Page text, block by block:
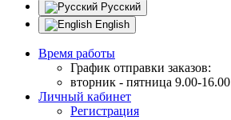
Русский
English
Время работы
График отправки заказов:
вторник - пятница 9.00-16.00
Личный кабинет
Регистрация